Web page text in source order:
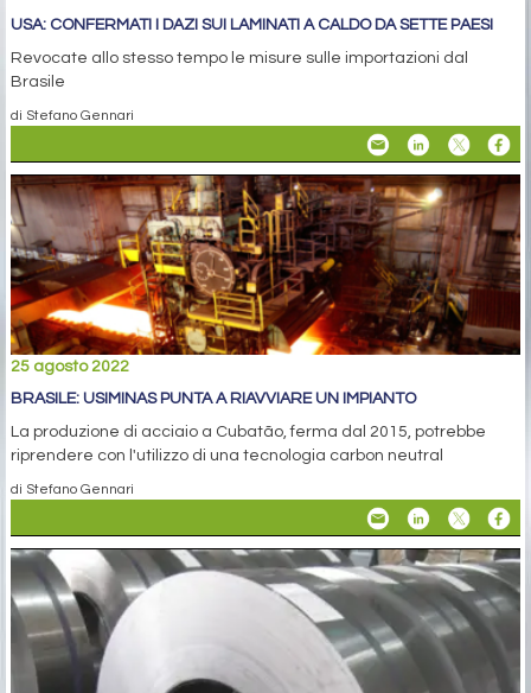
USA: CONFERMATI I DAZI SUI LAMINATI A CALDO DA SETTE PAESI
Revocate allo stesso tempo le misure sulle importazioni dal
Brasile
di Stefano Gennari
25 agosto 2022
BRASILE: USIMINAS PUNTA A RIAVVIARE UN IMPIANTO
La produzione di acciaio a Cubatão, ferma dal 2015, potrebbe
riprendere con l'utilizzo di una tecnologia carbon neutral
di Stefano Gennari